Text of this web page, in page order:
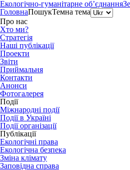
Екологічно-гуманітарне об’єднання
ГоловнаПошукТемна тема
Про нас
Хто ми?
Стратегія
Наші публікації
Проекти
Звіти
Приймальня
Контакти
Анонси
Фотогалерея
Події
Міжнародні події
Події в Україні
Події організації
Публікації
Екологічні права
Екологічна безпека
Зміна клімату
Заповідна справа